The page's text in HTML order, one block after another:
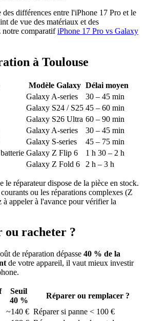
différences entre l'iPhone 17 Pro et le
de vue des matériaux et des
notre comparatifiPhone 17 Pro vs Galaxy
à Toulouse
Modèle Galaxy Délai moyen
Galaxy A-series
30 – 45 min
Galaxy S24 / S25 45 – 60 min
Galaxy S26 Ultra 60 – 90 min
Galaxy A-series
30 – 45 min
Galaxy S-series
45 – 75 min
Galaxy Z Flip 6
1 h 30 – 2 h
Galaxy Z Fold 6 2 h – 3 h
le réparateur dispose de la pièce en stock.
ou les réparations complexes (Z
appeler à l'avance pour vérifier la
racheter ?
de réparation dépasse 40 % de la
de votre appareil, il vaut mieux investir
Seuil
40 %
Réparer ou remplacer ?
~140 € Réparer si panne < 100 €